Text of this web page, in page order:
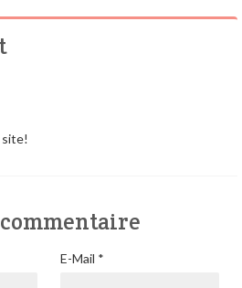
site!
E-Mail *